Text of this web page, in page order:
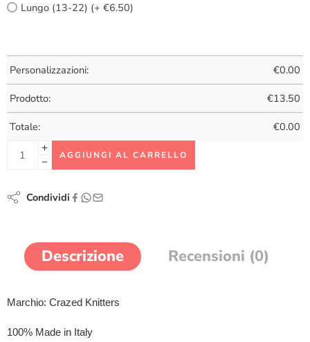
Lungo (13-22) (+ €6.50)
Personalizzazioni: €0.00
Prodotto: €13.50
Totale: €0.00
AGGIUNGI AL CARRELLO
Condividi
Descrizione Recensioni (0)
Marchio: Crazed Knitters
100% Made in Italy